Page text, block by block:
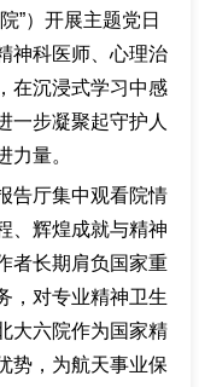
”）开展主题党日
神科医师、心理治
在沉浸式学习中感
一步凝聚起守护人
力量。
告厅集中观看院情
、辉煌成就与精神
者长期肩负国家重
，对专业精神卫生
大六院作为国家精
势，为航天事业保